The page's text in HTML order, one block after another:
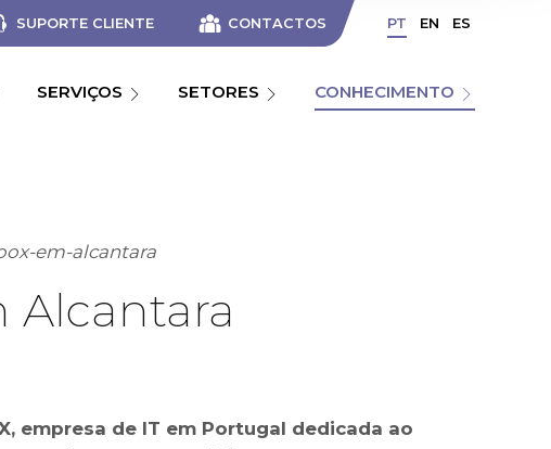
SERVIÇOS SETORES CONHECIMENTO
SUPORTE CLIENTE CONTACTOS PT EN ES
em-alcantara
Alcantara
empresa de IT em Portugal dedicada ao